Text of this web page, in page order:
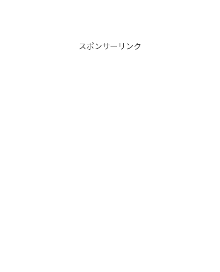
スポンサーリンク